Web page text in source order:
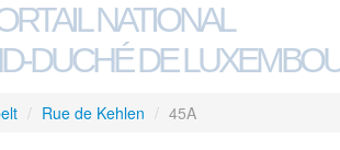
NATIONAL
DUCHÉ DE
/ Rue de Kehlen / 45A